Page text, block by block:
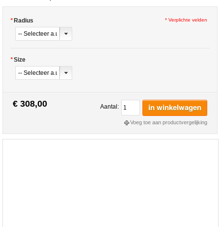
*Radius
*Size
* Verplichte velden
€ 308,00 Aantal: in winkelwagen
Voeg toe aan productvergelijking